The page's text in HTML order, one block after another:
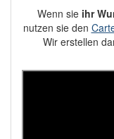
Wenn sie ihr
nutzen sie den
Wir erstellen